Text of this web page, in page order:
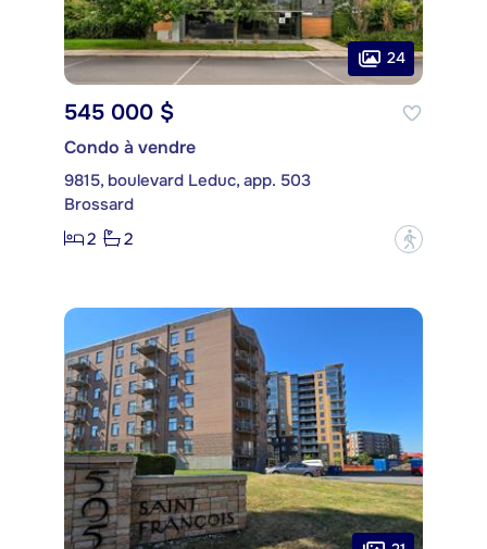
24
545 000 $
Condo à vendre
9815, boulevard Leduc, app. 503
Brossard
2
2 ?